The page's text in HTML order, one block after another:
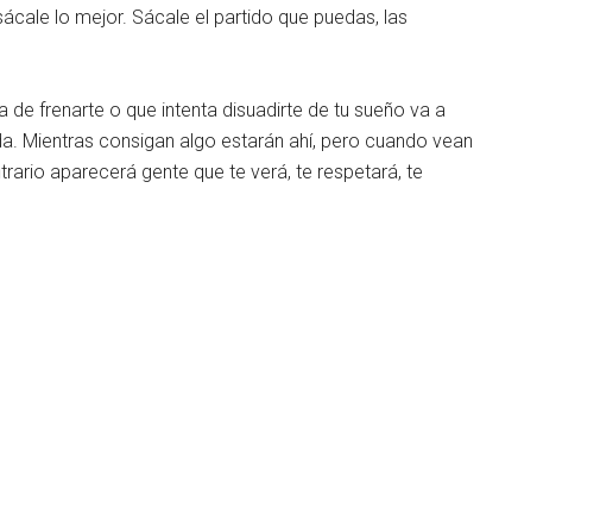
lo mejor. Sácale el partido que puedas, las
frenarte o que intenta disuadirte de tu sueño va a
Mientras consigan algo estarán ahí, pero cuando vean
aparecerá gente que te verá, te respetará, te